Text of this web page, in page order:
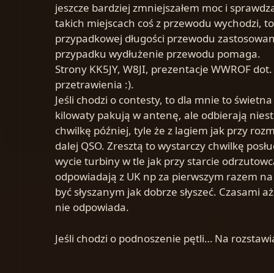
jeszcze bardziej zmniejszałem moc i
takich miejscach coś z przewodu wychodzi,
przypadkowej długości przewodu
przypadku wydłużenie przewodu pomaga.
Strony KK5JY, W8JI, prezentacje WWROF
przetrawienia :).
Jeśli chodzi o contesty, to dla mnie to
kilowaty pakują w antenę, ale odbierają
chwilkę później, tyle że z lagiem jak przy
dalej QSO. Zresztą to wystarczy chwilkę
wycie turbiny w tle jak przy starcie
odpowiadają z UK np za pierwszym razem
być słyszanym jak dobrze słyszeć. Czasami
nie odpowiada.
Jeśli chodzi o podnoszenie pętli… Na